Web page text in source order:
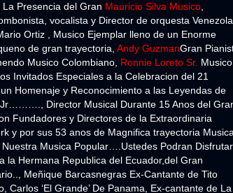
Presencia del Gran Mauricio Silva Musico
vocalista y Director de orquesta
Ortiz , Musico Ejemplar lleno de un Enorme
de gran trayectoria, Andy GuzmanGran
Musico Colombiano, Ronnie Loreto Sr. Musico
Invitados Especiales a la Celebracion del 21
Homenaje y Reconocimiento a las Leyendas de
Director Musical Durante 15 Anos del
Fundadores y Directores de la Extraordinaria
y por sus 53 anos de Magnifica trayectoria
Nuestra Musica Popular….Ustedes Podran Disfrutar
la Hermana Republica del Ecuador,del Gran
Meñique Barcasnegras Ex-Cantante de Tito
Carlos ‘El Grande’ De Panama, Ex-cantante de La